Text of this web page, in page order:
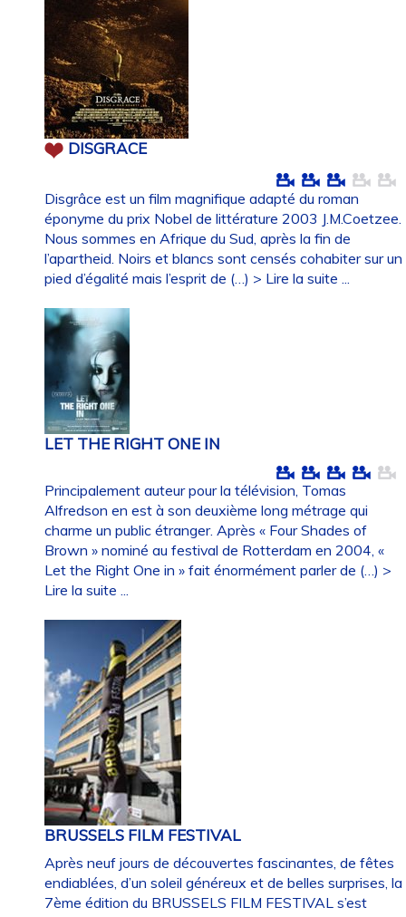
DISGRACE
Disgrâce est un film magnifique adapté du roman
éponyme du prix Nobel de littérature 2003 J.M.Coetzee.
Nous sommes en Afrique du Sud, après la fin de
l’apartheid. Noirs et blancs sont censés cohabiter sur un
pied d’égalité mais l’esprit de (…) > Lire la suite ...
LET THE RIGHT ONE IN
Principalement auteur pour la télévision, Tomas
Alfredson en est à son deuxième long métrage qui
charme un public étranger. Après « Four Shades of
Brown » nominé au festival de Rotterdam en 2004, «
Let the Right One in » fait énormément parler de (…) >
Lire la suite ...
BRUSSELS FILM FESTIVAL
Après neuf jours de découvertes fascinantes, de fêtes
endiablées, d’un soleil généreux et de belles surprises, la
7ème édition du BRUSSELS FILM FESTIVAL s’est